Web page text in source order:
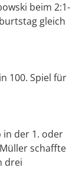
beim 2:1-
gleich
100. Spiel für
in der 1. oder
schaffte
drei